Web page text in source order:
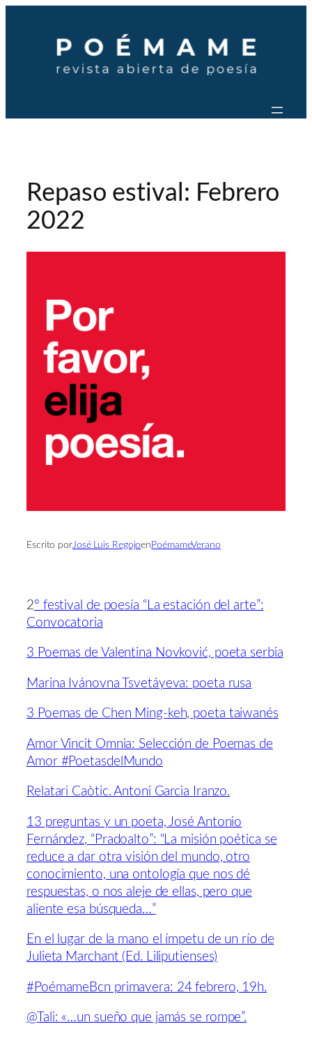
contenido
Repaso estival: Febrero
2022
Escrito porJosé Luis Regojoen PoémameVerano
2º festival de poesía “La estación del arte”:
Convocatoria
3 Poemas de Valentina Novković, poeta serbia
Marina Ivánovna Tsvetáyeva: poeta rusa
3 Poemas de Chen Ming-keh, poeta taiwanés
Amor Vincit Omnia: Selección de Poemas de
Amor #PoetasdelMundo
Relatari Caòtic. Antoni Garcia Iranzo.
13 preguntas y un poeta, José Antonio
Fernández, “Pradoalto”: “La misión poética se
reduce a dar otra visión del mundo, otro
conocimiento, una ontología que nos dé
respuestas, o nos aleje de ellas, pero que
aliente esa búsqueda…”
En el lugar de la mano el ímpetu de un río de
Julieta Marchant (Ed. Liliputienses)
#PoémameBcn primavera: 24 febrero, 19h.
@Tali: «…un sueño que jamás se rompe”.